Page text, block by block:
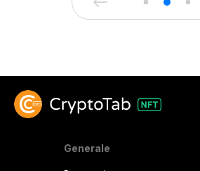
Generale